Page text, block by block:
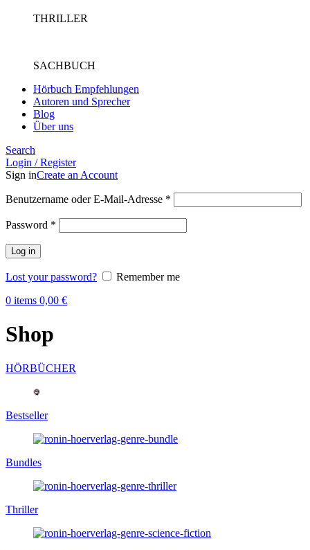
THRILLER
SACHBUCH
Hörbuch Empfehlungen
Autoren und Sprecher
Blog
Über uns
Search
Login / Register
Sign inCreate an Account
Benutzername oder E-Mail-Adresse *
Password *
Log in
Lost your password?
Remember me
0 items 0,00 €
Shop
HÖRBÜCHER
Bestseller
Bundles
Thriller